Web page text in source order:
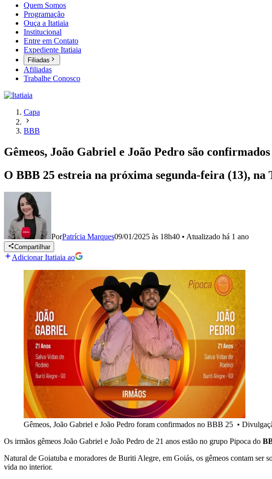
Quem Somos
Programação
Ouça a Itatiaia
Institucional
Entre em Contato
Expediente Itatiaia
Filiadas
Afiliadas
Trabalhe Conosco
Capa
BBB
Gêmeos, João Gabriel e João Pedro são
O BBB 25 estreia na próxima segunda-feira (13), na
PorPatrícia Marques09/01/2025 às 18h40 • Atualizado há 1 ano
Compartilhar
Adicionar Itatiaia ao
Gêmeos, João Gabriel e João Pedro foram confirmados no BBB 25 •
Os irmãos gêmeos João Gabriel e João Pedro de 21 anos estão no grupo Pipoca do
Natural de Goiatuba e moradores de Buriti Alegre, em Goiás, os gêmeos contam ser
vida no interior.